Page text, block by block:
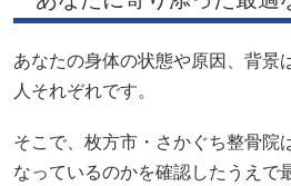
あなたの身体の状態や原因、背景
人それぞれです。
そこで、枚方市・さかぐち整骨院
なっているのかを確認したうえで